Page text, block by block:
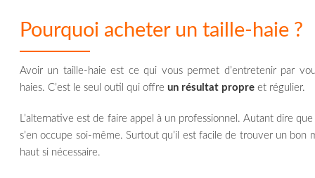
Pourquoi acheter un taille-haie ?
Avoir un taille-haie est ce qui vous permet d’entretenir par
haies. C’est le seul outil qui offre un résultat propre et régulier.
L’alternative est de faire appel à un professionnel. Autant dire
s’en occupe soi-même. Surtout qu’il est facile de trouver un
haut si nécessaire.